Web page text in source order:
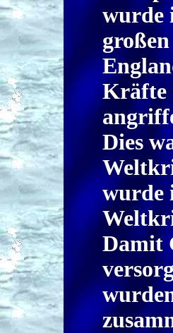
wurde
Kräfte
Dies
wurde
Damit